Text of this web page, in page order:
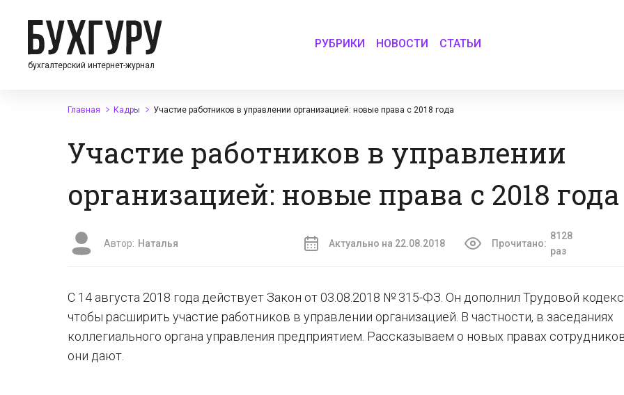
бухгалтерский интернет-журнал
РУБРИКИ НОВОСТИ СТАТЬИ
Главная Кадры Участие работников в управлении организацией: новые права с 2018 года
Участие работников в управлении
организацией: новые права с 2018 года
Автор: Наталья Актуально на 22.08.2018 Прочитано:
8128
раз
С 14 августа 2018 года действует Закон от 03.08.2018 № 315-ФЗ. Он дополнил Трудовой
чтобы расширить участие работников в управлении организацией. В частности, в заседаниях
коллегиального органа управления предприятием. Рассказываем о новых правах
они дают.